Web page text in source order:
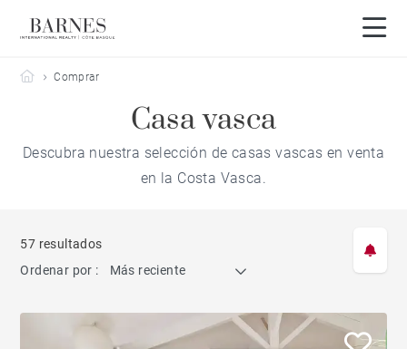
Barnes Côte Basque
Comprar
Casa vasca
Descubra nuestra selección de casas vascas en venta
en la Costa Vasca.
57 resultados
Ordenar por :
Más reciente